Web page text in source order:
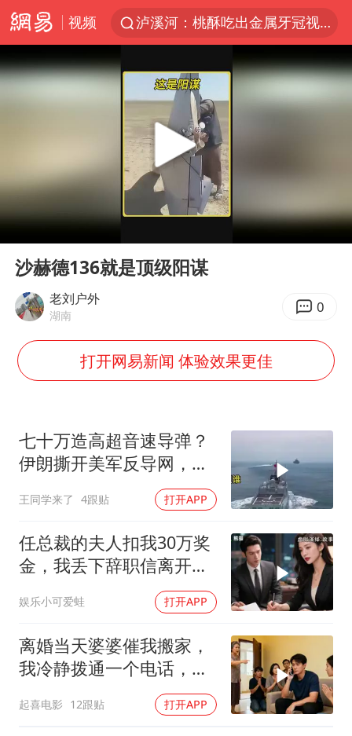
视频
泸溪河：桃酥吃出金属牙冠视频不实
四川宜宾市发生5.0级左右地震
改名后的“青海拉面”店
女子开一天一夜空调后二氧化碳中毒
“不建议大家买深色蛋糕”
公司“上四休三”但要降薪1000元
男子杀人后逃进深山21年活得像野人
Play
00:00 00:49
沙赫德136就是顶级阳谋
老刘户外
湖南 0
打开网易新闻 体验效果更佳
七十万造高超音速导弹？
伊朗撕开美军反导网，炸
王同学来了 4跟贴 打开APP
任总裁的夫人扣我30万奖
金，我丢下辞职信离开，
当晚她慌忙问：甲方只和
你签约
娱乐小可爱蛙 打开APP
离婚当天婆婆催我搬家，
我冷静拨通一个电话，全
起喜电影 12跟贴 打开APP